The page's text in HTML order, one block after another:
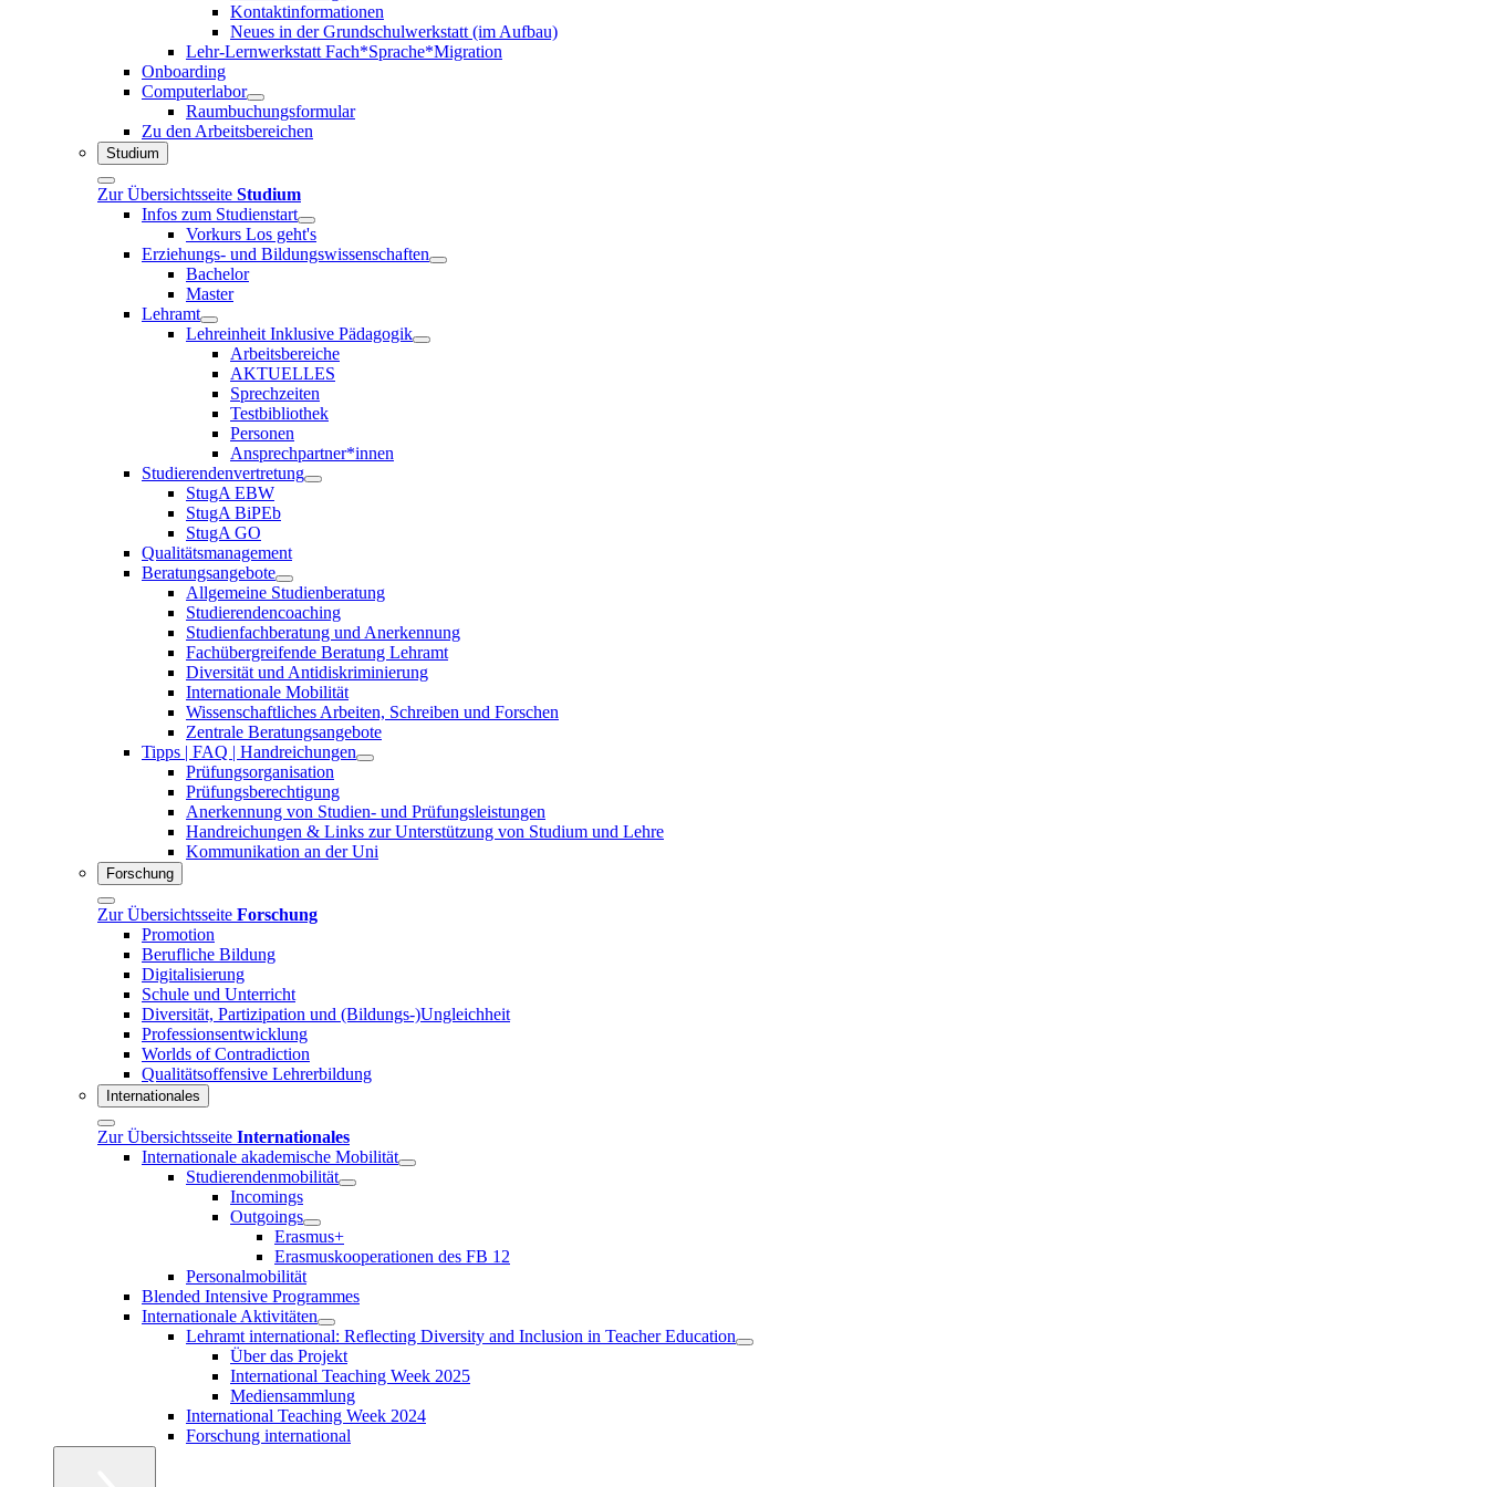
Kontaktinformationen
Neues in der Grundschulwerkstatt (im Aufbau)
Lehr-Lernwerkstatt Fach*Sprache*Migration
Onboarding
Computerlabor
Raumbuchungsformular
Zu den Arbeitsbereichen
Studium
Zur Übersichtsseite Studium
Infos zum Studienstart
Vorkurs Los geht's
Erziehungs- und Bildungswissenschaften
Bachelor
Master
Lehramt
Lehreinheit Inklusive Pädagogik
Arbeitsbereiche
AKTUELLES
Sprechzeiten
Testbibliothek
Personen
Ansprechpartner*innen
Studierendenvertretung
StugA EBW
StugA BiPEb
StugA GO
Qualitätsmanagement
Beratungsangebote
Allgemeine Studienberatung
Studierendencoaching
Studienfachberatung und Anerkennung
Fachübergreifende Beratung Lehramt
Diversität und Antidiskriminierung
Internationale Mobilität
Wissenschaftliches Arbeiten, Schreiben und Forschen
Zentrale Beratungsangebote
Tipps | FAQ | Handreichungen
Prüfungsorganisation
Prüfungsberechtigung
Anerkennung von Studien- und Prüfungsleistungen
Handreichungen & Links zur Unterstützung von Studium und Lehre
Kommunikation an der Uni
Forschung
Zur Übersichtsseite Forschung
Promotion
Berufliche Bildung
Digitalisierung
Schule und Unterricht
Diversität, Partizipation und (Bildungs-)Ungleichheit
Professionsentwicklung
Worlds of Contradiction
Qualitätsoffensive Lehrerbildung
Internationales
Zur Übersichtsseite Internationales
Internationale akademische Mobilität
Studierendenmobilität
Incomings
Outgoings
Erasmus+
Erasmuskooperationen des FB 12
Personalmobilität
Blended Intensive Programmes
Internationale Aktivitäten
Lehramt international: Reflecting Diversity and Inclusion in Teacher Education
Über das Projekt
International Teaching Week 2025
Mediensammlung
International Teaching Week 2024
Forschung international